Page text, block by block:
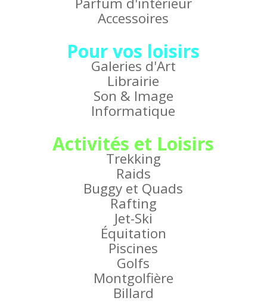
Accessoires
Pour vos loisirs
Galeries d'Art
Librairie
Son & Image
Informatique
Activités et Loisirs
Trekking
Raids
Buggy et Quads
Rafting
Jet-Ski
Équitation
Piscines
Golfs
Montgolfière
Billard